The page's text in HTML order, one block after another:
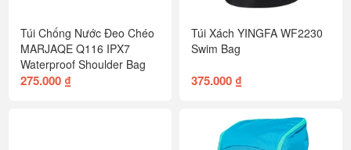
Túi Chống Nước Đeo Chéo
MARJAQE Q116 IPX7
Waterproof Shoulder Bag
275.000 ₫
Túi Xách YINGFA WF2230
Swim Bag
375.000 ₫